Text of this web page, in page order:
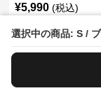
選択中の商品: S /
¥5,990 (税込)
長袖ブラウス